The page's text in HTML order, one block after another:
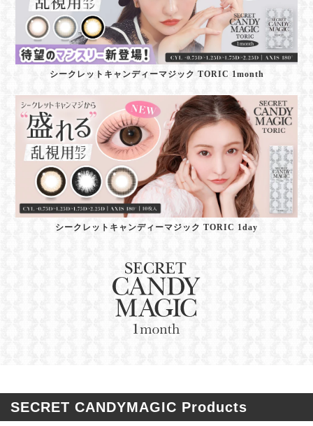
シークレットキャンディーマジック TORIC 1month
シークレットキャンディーマジック TORIC 1day
SECRET CANDYMAGIC Products